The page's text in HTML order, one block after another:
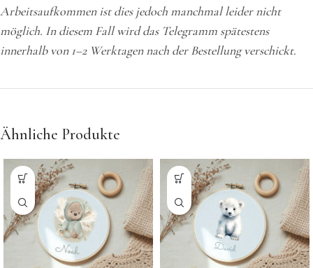
Arbeitsaufkommen ist dies jedoch manchmal leider nicht
möglich. In diesem Fall wird das Telegramm spätestens
innerhalb von 1–2 Werktagen nach der Bestellung verschickt.
Ähnliche Produkte